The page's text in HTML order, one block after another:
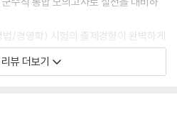
/경영학) 시험의 출제경향이 완벽하게
대화하고 싶은 분들
서비스를 통해 본인의 취약점을 보완
뷰 더보기